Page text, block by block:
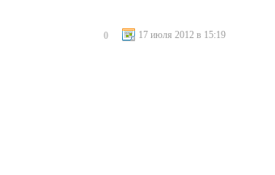
17 июля 2012 в 15:19
0